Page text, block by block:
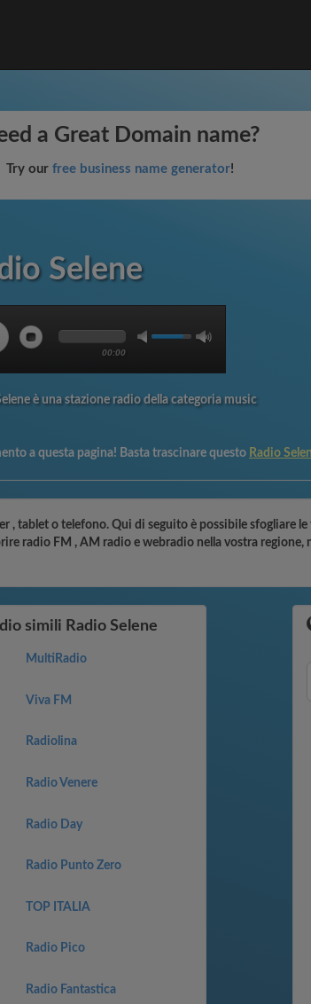
a Great Domain name?
Try our free business name generator!
Selene
00:00
è una stazione radio della categoria music
a questa pagina! Basta trascinare questo Radio
tablet o telefono. Qui di seguito è possibile sfogliare
radio FM , AM radio e webradio nella vostra
simili Radio Selene
MultiRadio
Viva FM
Radiolina
Radio Venere
Radio Day
Radio Punto Zero
TOP ITALIA
Radio Pico
Radio Fantastica